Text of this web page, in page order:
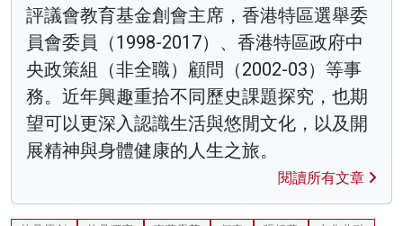
評議會教育基金創會主席，香港特區選舉委
員會委員（1998-2017）、香港特區政府中
央政策組（非全職）顧問（2002-03）等事
務。近年興趣重拾不同歷史課題探究，也期
望可以更深入認識生活與悠閒文化，以及開
展精神與身體健康的人生之旅。
閱讀所有文章